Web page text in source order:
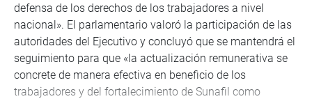
defensa de los derechos de los trabajadores a nivel
nacional». El parlamentario valoró la participación de las
autoridades del Ejecutivo y concluyó que se mantendrá el
seguimiento para que «la actualización remunerativa se
concrete de manera efectiva en beneficio de los
trabajadores y del fortalecimiento de Sunafil como